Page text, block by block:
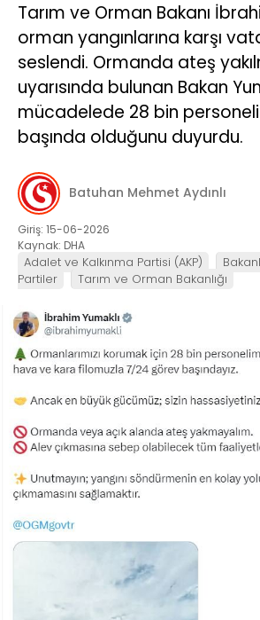
Tarım ve Orman Bakanı
orman yangınlarına karşı
seslendi. Ormanda ateş
uyarısında bulunan Bakan
mücadelede 28 bin
başında olduğunu duyurdu.
Batuhan Mehmet Aydınlı
Giriş: 15-06-2026
Kaynak: DHA
Adalet ve Kalkınma Partisi (AKP)
Partiler
Tarım ve Orman Bakanlığı